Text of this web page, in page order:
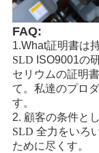
FAQ:
1.What証明書は
SLD ISO9001の
セリウムの証明
て。私達のプロ
す。
2. 顧客の条件と
SLD 全力をいろ
ために尽くす。